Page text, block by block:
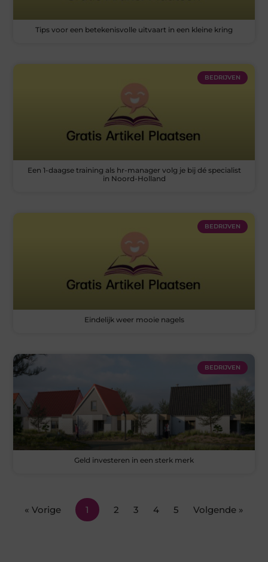
Tips voor een betekenisvolle uitvaart in een kleine kring
BEDRIJVEN
Een 1-daagse training als hr-manager volg je bij dé specialist
in Noord-Holland
BEDRIJVEN
Eindelijk weer mooie nagels
BEDRIJVEN
Geld investeren in een sterk merk
« Vorige 1 2 3 4 5 Volgende »